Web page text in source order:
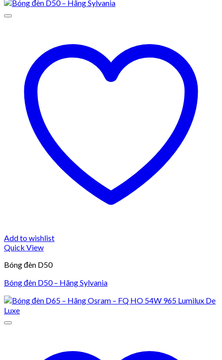
Add to wishlist
Quick View
Bóng đèn D50
Bóng đèn D50 – Hãng Sylvania